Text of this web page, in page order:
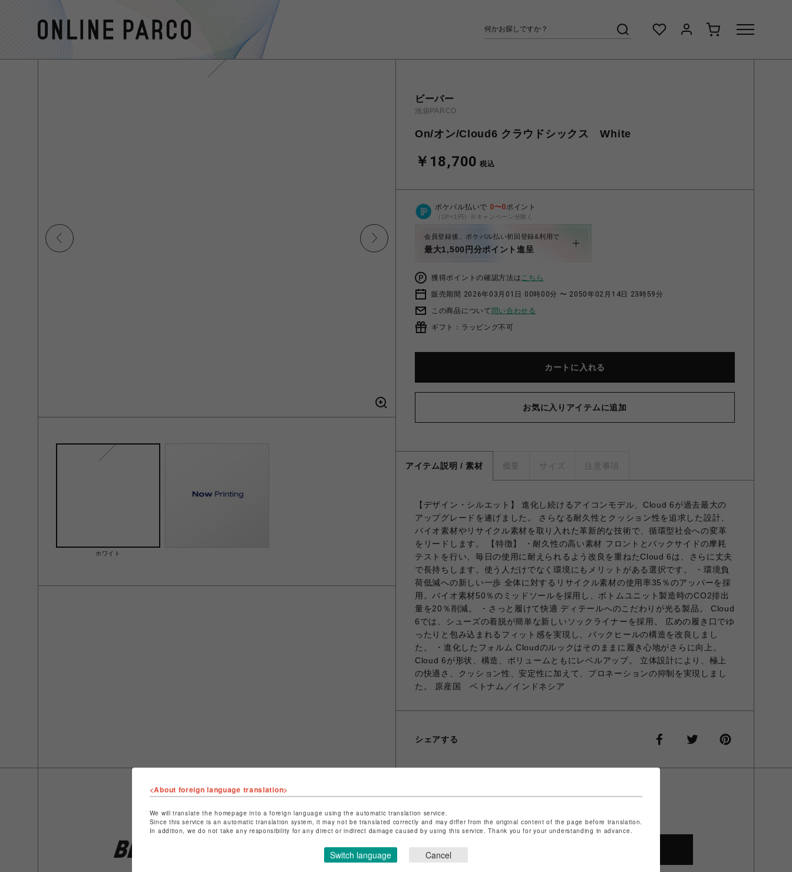
ホワイト
ビーバー
池袋PARCO
On/オン/Cloud6 クラウドシックス White
￥18,700 税込
ポケパル払いで 0〜0ポイント
（1P=1円）※キャンペーン分除く
会員登録後、ポケパル払い初回登録&利用で
最大1,500円分ポイント進呈
獲得ポイントの確認方法はこちら
販売期間 2026年03月01日 00時00分 〜 2050年02月14日 23時59分
この商品について 問い合わせる
ギフト：ラッピング不可
カートに入れる
お気に入りアイテムに追加
アイテム説明 / 素材 概要 サイズ 注意事項
【デザイン・シルエット】 進化し続けるアイコンモデル、Cloud 6が過去最大の
アップグレードを遂げました。 さらなる耐久性とクッション性を追求した設計、
バイオ素材やリサイクル素材を取り入れた革新的な技術で、循環型社会への変革
をリードします。 【特徴】 ・耐久性の高い素材 フロントとバックサイドの摩耗
テストを行い、毎日の使用に耐えられるよう改良を重ねたCloud 6は、さらに丈夫
で長持ちします。使う人だけでなく環境にもメリットがある選択です。 ・環境負
荷低減への新しい一歩 全体に対するリサイクル素材の使用率35％のアッパーを採
用。バイオ素材50％のミッドソールを採用し、ボトムユニット製造時のCO2排出
量を20％削減。 ・さっと履けて快適 ディテールへのこだわりが光る製品。 Cloud
6では、シューズの着脱が簡単な新しいソックライナーを採用。 広めの履き口でゆ
ったりと包み込まれるフィット感を実現し、バックヒールの構造を改良しまし
た。 ・進化したフォルム Cloudのルックはそのままに履き心地がさらに向上。
Cloud 6が形状、構造、ボリュームともにレベルアップ。 立体設計により、極上
の快適さ、クッション性、安定性に加えて、プロネーションの抑制を実現しまし
た。 原産国 ベトナム／インドネシア
シェアする
ショップ名
ビーバー
特定商取引法など法令に基づく表記は
こちら
<About foreign language translation>
We will translate the homepage into a foreign language using the automatic translation service.
Since this service is an automatic translation system, it may not be translated correctly and may differ from the original content of the page before translation.
In addition, we do not take any responsibility for any direct or indirect damage caused by using this service. Thank you for your understanding in advance.
Switch language Cancel